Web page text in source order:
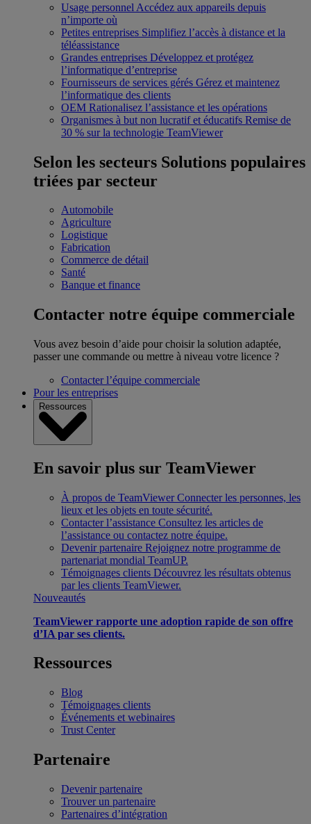
Usage personnel Accédez aux appareils depuis
n’importe où
Petites entreprises Simplifiez l’accès à distance et la
téléassistance
Grandes entreprises Développez et protégez
l’informatique d’entreprise
Fournisseurs de services gérés Gérez et maintenez
l’informatique des clients
OEM Rationalisez l’assistance et les opérations
Organismes à but non lucratif et éducatifs Remise de
30 % sur la technologie TeamViewer
Selon les secteurs Solutions populaires
triées par secteur
Automobile
Agriculture
Logistique
Fabrication
Commerce de détail
Santé
Banque et finance
Contacter notre équipe commerciale
Vous avez besoin d’aide pour choisir la solution adaptée,
passer une commande ou mettre à niveau votre licence ?
Contacter l’équipe commerciale
Pour les entreprises
Ressources
En savoir plus sur TeamViewer
À propos de TeamViewer Connecter les personnes, les
lieux et les objets en toute sécurité.
Contacter l’assistance Consultez les articles de
l’assistance ou contactez notre équipe.
Devenir partenaire Rejoignez notre programme de
partenariat mondial TeamUP.
Témoignages clients Découvrez les résultats obtenus
par les clients TeamViewer.
Nouveautés
TeamViewer rapporte une adoption rapide de son offre
d’IA par ses clients.
Ressources
Blog
Témoignages clients
Événements et webinaires
Trust Center
Partenaire
Devenir partenaire
Trouver un partenaire
Partenaires d’intégration